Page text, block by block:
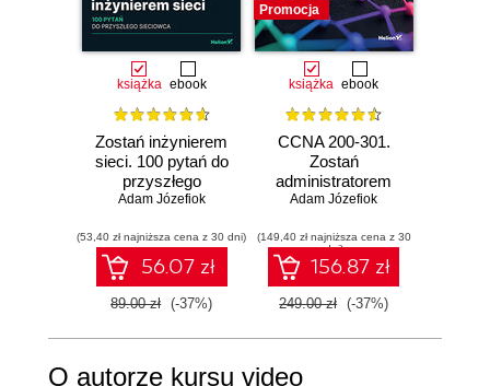
książka ebook
Zostań inżynierem
sieci. 100 pytań do
przyszłego
sieciowca
Adam Józefiok
(53,40 zł najniższa cena z 30 dni)
56.07 zł
89.00 zł (-37%)
Promocja
książka ebook
CCNA 200-301.
Zostań
administratorem
sieci
Cisco. Wydanie II
Adam Józefiok
(149,40 zł najniższa cena z 30
dni)
156.87 zł
249.00 zł (-37%)
O autorze kursu video